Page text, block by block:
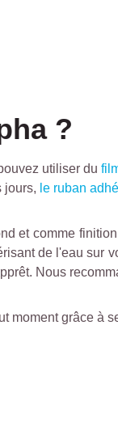
?
utiliser du
jours, le ruban
et comme
de l'eau
Nous
moment grâce à